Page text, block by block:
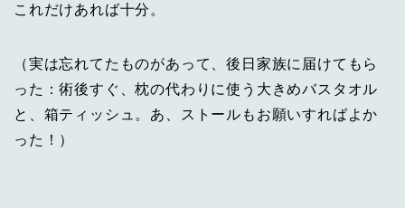
これだけあれば十分。
（実は忘れてたものがあって、後日家族に届けてもら
った：術後すぐ、枕の代わりに使う大きめバスタオル
と、箱ティッシュ。あ、ストールもお願いすればよか
った！）